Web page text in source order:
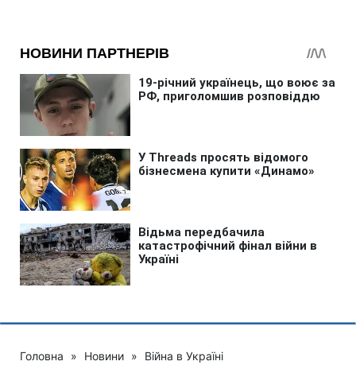
Головна » Новини » Війна в Україні